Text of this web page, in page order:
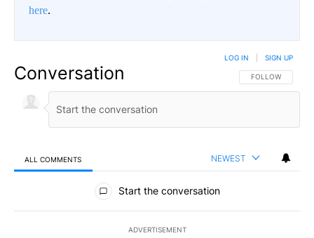
here.
Conversation FOLLOW THIS
FOLLOW
LOG IN SIGN UP
ALL COMMENTS NEWEST
All Comments
Start the conversation
ADVERTISEMENT